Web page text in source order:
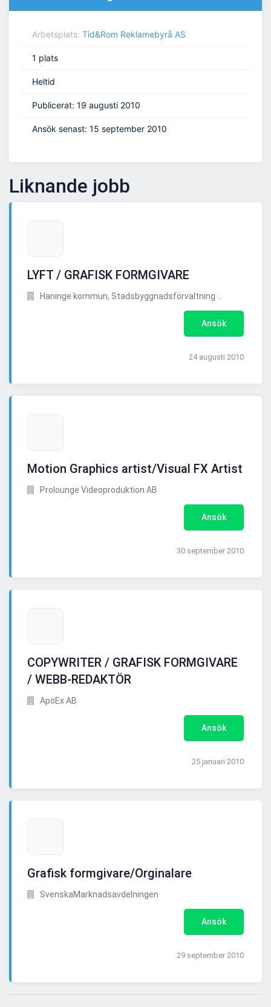
Arbetsplats: Tid&Rom Reklamebyrå AS
1 plats
Heltid
Publicerat: 19 augusti 2010
Ansök senast: 15 september 2010
Liknande jobb
LYFT / GRAFISK FORMGIVARE
Haninge kommun, Stadsbyggnadsförvaltning ..
Ansök
24 augusti 2010
Motion Graphics artist/Visual FX Artist
Prolounge Videoproduktion AB
Ansök
30 september 2010
COPYWRITER / GRAFISK FORMGIVARE
/ WEBB-REDAKTÖR
ApoEx AB
Ansök
25 januari 2010
Grafisk formgivare/Orginalare
SvenskaMarknadsavdelningen
Ansök
29 september 2010